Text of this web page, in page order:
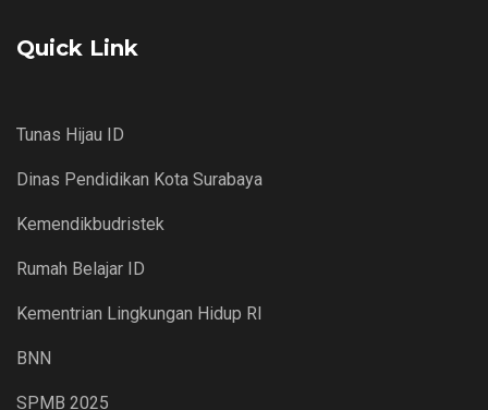
Quick Link
Tunas Hijau ID
Dinas Pendidikan Kota Surabaya
Kemendikbudristek
Rumah Belajar ID
Kementrian Lingkungan Hidup RI
BNN
SPMB 2025